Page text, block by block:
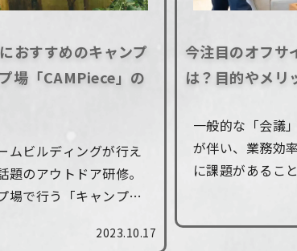
おすすめのキャンプ
場「CAMPiece」の
ムビルディングが行え
題のアウトドア研修。
場で行う「キャンプ研
修が行えるキャンプ場
2023.10.17
今注目のオフサ
は？目的やメリ
一般的な「会議
が伴い、業務効
に課題があるこ
のある環境で